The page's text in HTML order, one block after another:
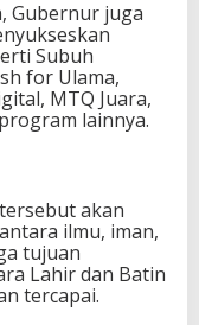
Gubernur juga
Subuh
for Ulama,
MTQ Juara,
lainnya.
akan
ilmu, iman,
tujuan
Lahir dan Batin
tercapai.